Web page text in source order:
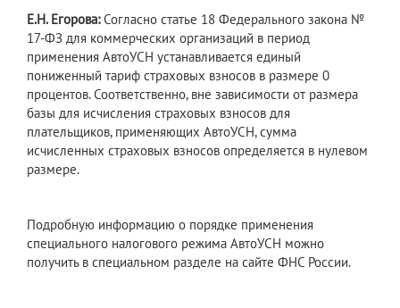
Е.Н. Егорова:Согласно статье 18 Федерального закона №
17-ФЗ для коммерческих организаций в период
применения АвтоУСН устанавливается единый
пониженный тариф страховых взносов в размере 0
процентов. Соответственно, вне зависимости от размера
базы для исчисления страховых взносов для
плательщиков, применяющих АвтоУСН, сумма
исчисленных страховых взносов определяется в нулевом
размере.
Подробную информацию о порядке применения
специального налогового режима АвтоУСН можно
получить в специальном разделе на сайте ФНС России.